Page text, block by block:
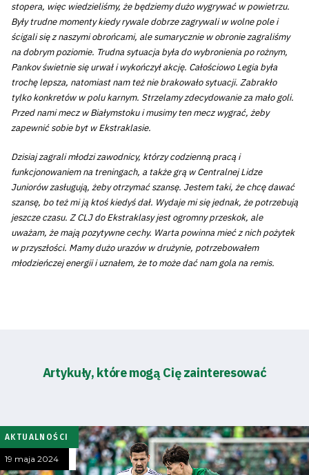
stopera, więc wiedzieliśmy, że będziemy dużo wygrywać w powietrzu.
Były trudne momenty kiedy rywale dobrze zagrywali w wolne pole i
ścigali się z naszymi obrońcami, ale sumarycznie w obronie zagraliśmy
na dobrym poziomie. Trudna sytuacja była do wybronienia po rożnym,
Pankov świetnie się urwał i wykończył akcję. Całościowo Legia była
trochę lepsza, natomiast nam też nie brakowało sytuacji. Zabrakło
tylko konkretów w polu karnym. Strzelamy zdecydowanie za mało goli.
Przed nami mecz w Białymstoku i musimy ten mecz wygrać, żeby
zapewnić sobie byt w Ekstraklasie.
Dzisiaj zagrali młodzi zawodnicy, którzy codzienną pracą i
funkcjonowaniem na treningach, a także grą w Centralnej Lidze
Juniorów zasługują, żeby otrzymać szansę. Jestem taki, że chcę dawać
szansę, bo też mi ją ktoś kiedyś dał. Wydaje mi się jednak, że potrzebują
jeszcze czasu. Z CLJ do Ekstraklasy jest ogromny przeskok, ale
uważam, że mają pozytywne cechy. Warta powinna mieć z nich pożytek
w przyszłości. Mamy dużo urazów w drużynie, potrzebowałem
młodzieńczej energii i uznałem, że to może dać nam gola na remis.
Artykuły, które mogą Cię zainteresować
AKTUALNOŚCI
19 maja 2024